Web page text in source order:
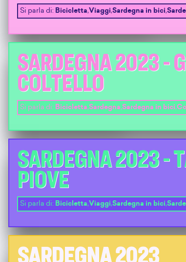
Si parla di: Bicicletta,Viaggi,Sardegna in bici,
SARDEGNA 2023 -
COLTELLO
Si parla di: Bicicletta,Sardegna,Sardegna in bici,
SARDEGNA 2023 -
PIOVE
Si parla di: Bicicletta,Viaggi,Sardegna in bici,
SARDEGNA 2023